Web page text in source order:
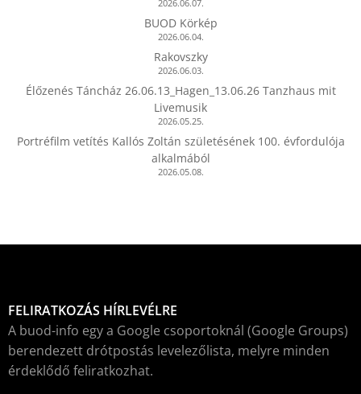
2026.06.07.
BUOD Körkép
2026.06.04.
Rakovszky
2026.06.03.
Élőzenés Táncház 26.06.13_Hagen_13.06.26 Tanzhaus mit
Livemusik
2026.05.25.
Portréfilm vetítés Kallós Zoltán születésének 100. évfordulója
alkalmából
2026.05.08.
FELIRATKOZÁS HÍRLEVÉLRE
A buod-info egy a Google csoportoknál (Google Groups)
berendezett drótpostás levelezőlista, melyre minden
érdeklődő feliratkozhat.